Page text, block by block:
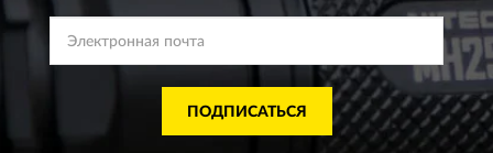
ПОДПИСАТЬСЯ